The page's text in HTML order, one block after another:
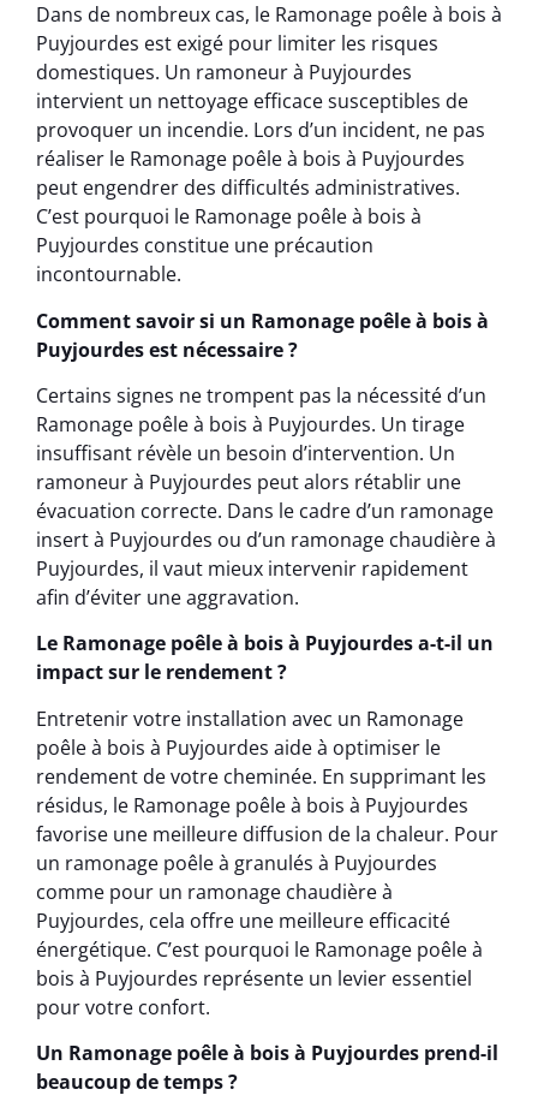
Dans de nombreux cas, le Ramonage poêle à bois à
Puyjourdes est exigé pour limiter les risques
domestiques. Un ramoneur à Puyjourdes
intervient un nettoyage efficace susceptibles de
provoquer un incendie. Lors d’un incident, ne pas
réaliser le Ramonage poêle à bois à Puyjourdes
peut engendrer des difficultés administratives.
C’est pourquoi le Ramonage poêle à bois à
Puyjourdes constitue une précaution
incontournable.
Comment savoir si un Ramonage poêle à bois à
Puyjourdes est nécessaire ?
Certains signes ne trompent pas la nécessité d’un
Ramonage poêle à bois à Puyjourdes. Un tirage
insuffisant révèle un besoin d’intervention. Un
ramoneur à Puyjourdes peut alors rétablir une
évacuation correcte. Dans le cadre d’un ramonage
insert à Puyjourdes ou d’un ramonage chaudière à
Puyjourdes, il vaut mieux intervenir rapidement
afin d’éviter une aggravation.
Le Ramonage poêle à bois à Puyjourdes a-t-il un
impact sur le rendement ?
Entretenir votre installation avec un Ramonage
poêle à bois à Puyjourdes aide à optimiser le
rendement de votre cheminée. En supprimant les
résidus, le Ramonage poêle à bois à Puyjourdes
favorise une meilleure diffusion de la chaleur. Pour
un ramonage poêle à granulés à Puyjourdes
comme pour un ramonage chaudière à
Puyjourdes, cela offre une meilleure efficacité
énergétique. C’est pourquoi le Ramonage poêle à
bois à Puyjourdes représente un levier essentiel
pour votre confort.
Un Ramonage poêle à bois à Puyjourdes prend-il
beaucoup de temps ?